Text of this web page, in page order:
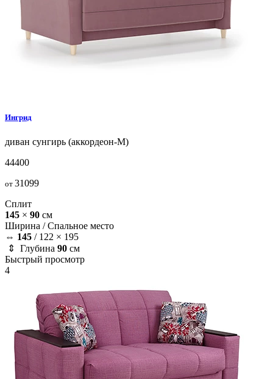
Ингрид
диван сунгирь (аккордеон-М)
44400
от 31099
Сплит
145 × 90 см
Ширина /Спальное место
⇔ 145 / 122 × 195
⇕ Глубина 90 см
Быстрый просмотр
4